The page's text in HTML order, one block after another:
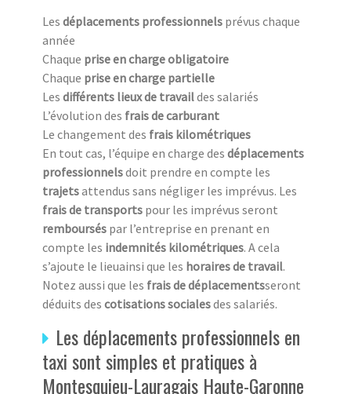
Les déplacements professionnels prévus chaque
année
Chaque prise en charge obligatoire
Chaque prise en charge partielle
Les différents lieux de travaildes salariés
L’évolution des frais de carburant
Le changement des frais kilométriques
En tout cas, l’équipe en charge des déplacements
professionnelsdoit prendre en compte les
trajetsattendus sans négliger les imprévus. Les
frais de transports pour les imprévus seront
remboursés par l’entreprise en prenant en
compte les indemnités kilométriques. A cela
s’ajoute le lieuainsi que les horaires de travail.
Notez aussi que les frais de déplacementsseront
déduits des cotisations socialesdes salariés.
Les déplacements professionnels en
taxi sont simples et pratiques à
Montesquieu-Lauragais Haute-Garonne